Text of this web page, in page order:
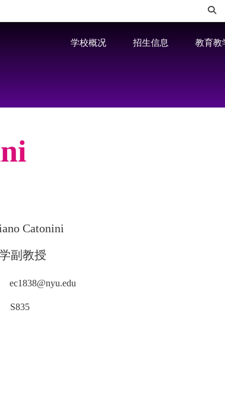
学校概况 招生信息 教育教
Catonini
副教授
ec1838@nyu.edu
S835